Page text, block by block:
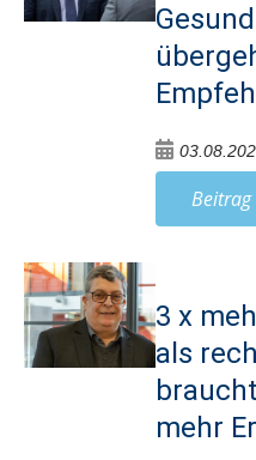
Beitrag
3 x
als
mehr